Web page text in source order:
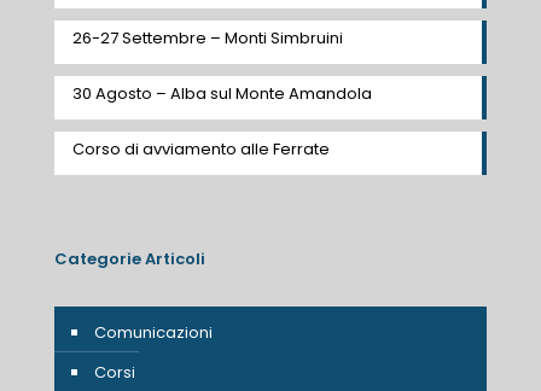
26-27 Settembre – Monti Simbruini
30 Agosto – Alba sul Monte Amandola
Corso di avviamento alle Ferrate
Categorie Articoli
Comunicazioni
Corsi